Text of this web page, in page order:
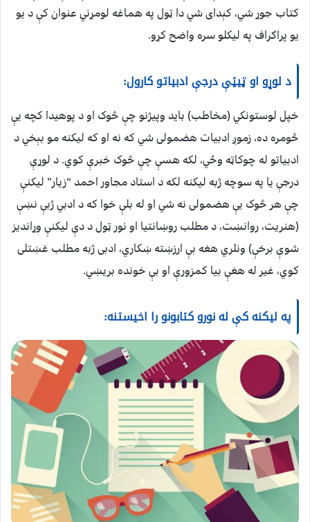
کتاب جوړ شي، کېدای شي دا ټول په هماغه لومړني عنوان کې د یو
یو پراګراف په لیکلو سره واضح کړو.
د لوړو او ټیټې درجې ادبیاتو کارول:
خپل لوستونکي (مخاطب) باید وپیژنو چې څوک او د پوهیدا کچه یې
څومره ده، زموږ ادبیات هضمولی شي که نه او که لیکنه مو بېخي د
ادبیاتو له چوکاټه وځي، لکه هسې چې څوک خبرې کوي. د لوړې
درجې یا په سوچه ژبه لیکنه لکه د استاد مجاور احمد “زیار” لیکنې
چې هر څوک یې هضمولی نه شي او له بلې خوا که د ادبي ژبې نښې
(هنریت، روانښت، د مطلب روښانتیا او نور ټول د دې لیکنې وړاندیز
شوې برخې) ونلري هغه بې ارزښته ښکاري، ادبی ژبه مطلب غښتلی
کوي، غیر له هغې بیا کمزورې او بې خونده بریښي.
په لیکنه کې له نورو کتابونو را اخیستنه: